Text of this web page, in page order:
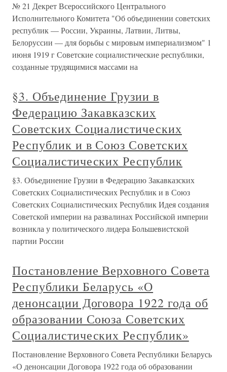
№ 21 Декрет Всероссийского Центрального
Исполнительного Комитета "Об объединении советских
республик — России, Украины, Латвии, Литвы,
Белоруссии — для борьбы с мировым империализмом" 1
июня 1919 г Советские социалистические республики,
созданные трудящимися массами на
§3. Объединение Грузии в
Федерацию Закавказских
Советских Социалистических
Республик и в Союз Советских
Социалистических Республик
§3. Объединение Грузии в Федерацию Закавказских
Советских Социалистических Республик и в Союз
Советских Социалистических Республик Идея создания
Советской империи на развалинах Российской империи
возникла у политического лидера Большевистской
партии России
Постановление Верховного Совета
Республики Беларусь «О
денонсации Договора 1922 года об
образовании Союза Советских
Социалистических Республик»
Постановление Верховного Совета Республики Беларусь
«О денонсации Договора 1922 года об образовании